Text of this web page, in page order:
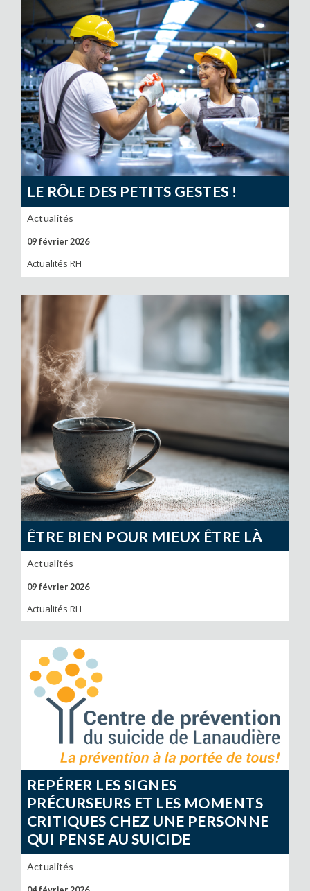
LE RÔLE DES PETITS GESTES !
Actualités
09 février 2026
Actualités RH
ÊTRE BIEN POUR MIEUX ÊTRE LÀ
Actualités
09 février 2026
Actualités RH
REPÉRER LES SIGNES
PRÉCURSEURS ET LES MOMENTS
CRITIQUES CHEZ UNE PERSONNE
QUI PENSE AU SUICIDE
Actualités